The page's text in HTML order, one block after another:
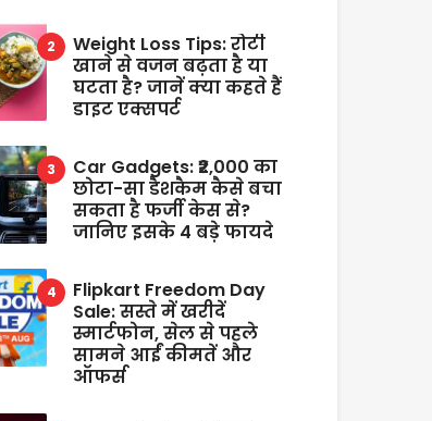
Weight Loss Tips: रोटी
खाने से वजन बढ़ता है या
घटता है? जानें क्या कहते हैं
डाइट एक्सपर्ट
Car Gadgets: ₹2,000 का
छोटा-सा डैशकैम कैसे बचा
सकता है फर्जी केस से?
जानिए इसके 4 बड़े फायदे
Flipkart Freedom Day
Sale: सस्ते में खरीदें
स्मार्टफोन, सेल से पहले
सामने आईं कीमतें और
ऑफर्स